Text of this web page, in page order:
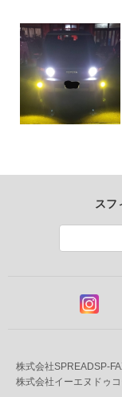
スフ
株式会社SPREADSP-
株式会社イーエヌドゥ